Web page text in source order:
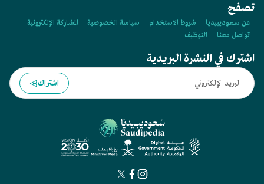
تصفح
عن سعوديبيديا شروط الاستخدام سياسة الخصوصية
المشاركة الإلكترونية
تواصل معنا
التوظيف
اشترك في النشرة البريدية
اشتراك